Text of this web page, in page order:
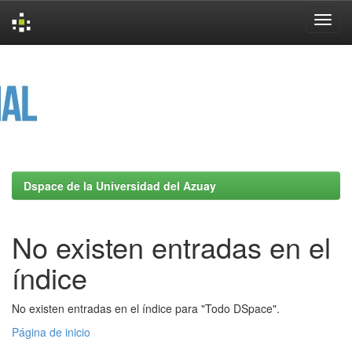
Dspace de la Universidad del Azuay
No existen entradas en el
índice
No existen entradas en el índice para "Todo DSpace".
Página de inicio